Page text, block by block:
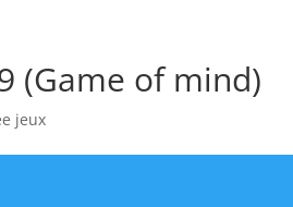
(Game of mind)
jeux